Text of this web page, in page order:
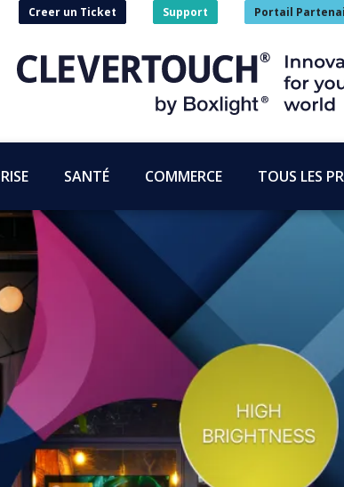
Creer un Ticket Support Portail
SANTÉ COMMERCE TOUS LES